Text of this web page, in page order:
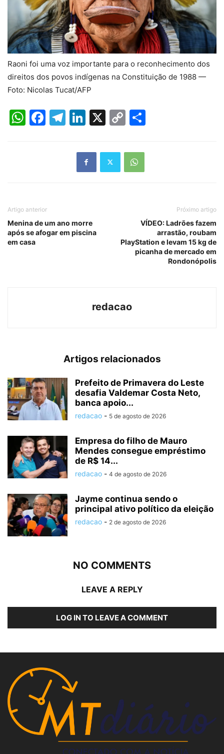
Raoni foi uma voz importante para o reconhecimento dos
direitos dos povos indígenas na Constituição de 1988 —
Foto: Nicolas Tucat/AFP
WhatsApp
Facebook
Telegram
LinkedIn
X
Copy
Artigo anterior
Menina de um ano morre
após se afogar em piscina
em casa
Próximo artigo
VÍDEO: Ladrões fazem
arrastão, roubam
PlayStation e levam 15 kg de
picanha de mercado em
Rondonópolis
redacao
Artigos relacionados
Prefeito de Primavera do Leste
desafia Valdemar Costa Neto,
banca apoio...
redacao - 5 de agosto de 2026
Empresa do filho de Mauro
Mendes consegue empréstimo
de R$ 14...
redacao - 4 de agosto de 2026
Jayme continua sendo o
principal ativo político da eleição
redacao - 2 de agosto de 2026
NO COMMENTS
LEAVE A REPLY
LOG IN TO LEAVE A COMMENT